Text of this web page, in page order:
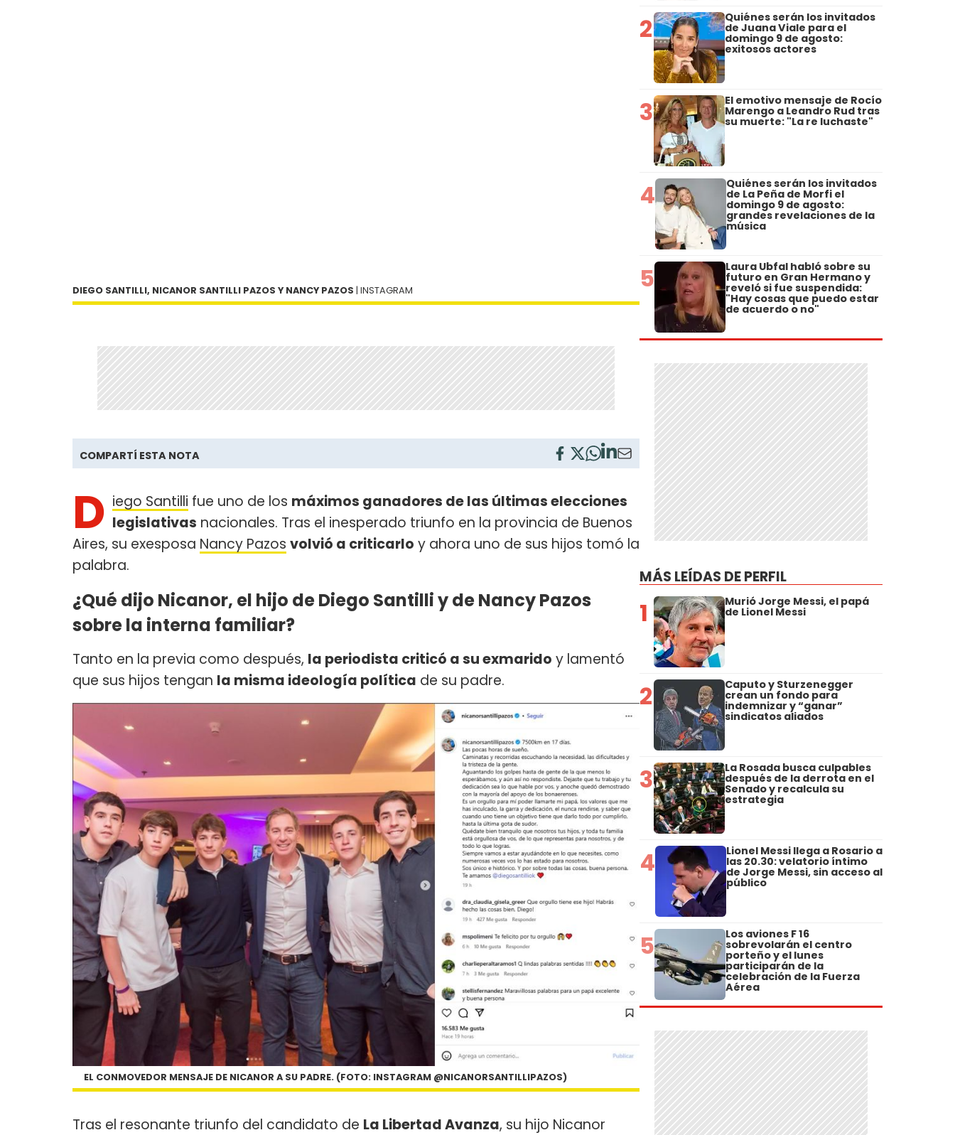
DIEGO SANTILLI, NICANOR SANTILLI PAZOS Y NANCY PAZOS | INSTAGRAM
COMPARTÍ ESTA NOTA
D iego Santilli fue uno de los máximos ganadores de las últimas elecciones
legislativas nacionales. Tras el inesperado triunfo en la provincia de Buenos
Aires, su exesposa Nancy Pazos volvió a criticarlo y ahora uno de sus hijos tomó la
palabra.
¿Qué dijo Nicanor, el hijo de Diego Santilli y de Nancy Pazos
sobre la interna familiar?
Tanto en la previa como después, la periodista criticó a su exmarido y lamentó
que sus hijos tengan la misma ideología política de su padre.
EL CONMOVEDOR MENSAJE DE NICANOR A SU PADRE. (FOTO: INSTAGRAM @NICANORSANTILLIPAZOS)
Tras el resonante triunfo del candidato de La Libertad Avanza, su hijo Nicanor
2 Quiénes serán los invitados
de Juana Viale para el
domingo 9 de agosto:
exitosos actores
3 El emotivo mensaje de Rocío
Marengo a Leandro Rud tras
su muerte: "La re luchaste"
4 Quiénes serán los invitados
de La Peña de Morfi el
domingo 9 de agosto:
grandes revelaciones de la
música
5 Laura Ubfal habló sobre su
futuro en Gran Hermano y
reveló si fue suspendida:
"Hay cosas que puedo estar
de acuerdo o no"
MÁS LEÍDAS DE PERFIL
1 Murió Jorge Messi, el papá
de Lionel Messi
2 Caputo y Sturzenegger
crean un fondo para
indemnizar y “ganar”
sindicatos aliados
3 La Rosada busca culpables
después de la derrota en el
Senado y recalcula su
estrategia
4 Lionel Messi llega a Rosario a
las 20.30: velatorio íntimo
de Jorge Messi, sin acceso al
público
5 Los aviones F 16
sobrevolarán el centro
porteño y el lunes
participarán de la
celebración de la Fuerza
Aérea